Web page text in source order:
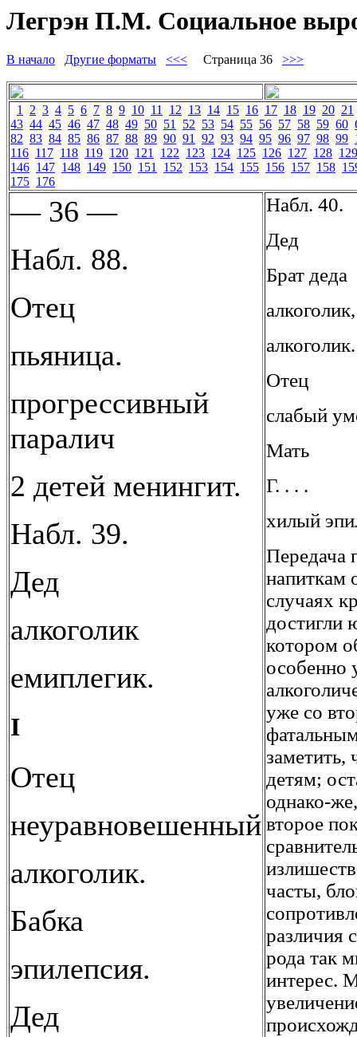
Легрэн П.М. Социальное
В начало Другие форматы <<< Страница 36 >>>
1 2 3 4 5 6 7 8 9 10 11 12 13 14 15 16 17 18 19 20 21
43 44 45 46 47 48 49 50 51 52 53 54 55 56 57 58 59 60
82 83 84 85 86 87 88 89 90 91 92 93 94 95 96 97 98 99
116 117 118 119 120 121 122 123 124 125 126 127 128 129
146 147 148 149 150 151 152 153 154 155 156 157 158
175 176
— 36 —
Набл. 88.
Отец
пьяница.
прогрессивный
паралич
2 детей менингит.
Набл. 39.
Дед
алкоголик
емиплегик.
I
Отец
неуравновешенный
алкоголик.
Бабка
эпилепсия.
Дед
Набл. 40.
Дед
Брат деда
алкоголик,
алкоголик.
Отец
слабый
Мать
Г. . . .
хилый
Передача
напиткам
случаях
достигли
котором
особенно
уже со
заметить,
детям;
однако-
второе
часты,
различия
рода так
интерес.